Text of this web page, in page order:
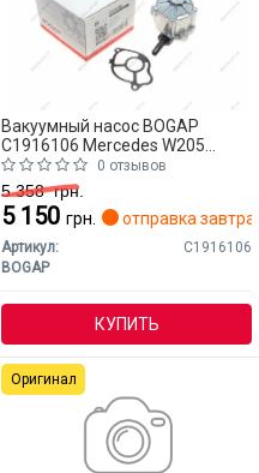
Вакуумный насос BOGAP
C1916106 Mercedes W205
(CLASS-C)
0 отзывов
5 358грн.
5 150 грн. отправка завтра
Артикул:
C1916106
BOGAP
КУПИТЬ
Оригинал